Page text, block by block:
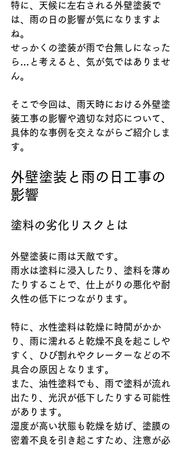
特に、天候に左右される外壁塗装で
は、雨の日の影響が気になりますよ
ね。
せっかくの塗装が雨で台無しになった
ら…と考えると、気が気ではありませ
ん。
そこで今回は、雨天時における外壁塗
装工事の影響や適切な対応について、
具体的な事例を交えながらご紹介しま
す。
外壁塗装と雨の日工事の
影響
塗料の劣化リスクとは
外壁塗装に雨は天敵です。
雨水は塗料に浸入したり、塗料を薄め
たりすることで、仕上がりの悪化や耐
久性の低下につながります。
特に、水性塗料は乾燥に時間がかか
り、雨に濡れると乾燥不良を起こしや
すく、ひび割れやクレーターなどの不
具合の原因となります。
また、油性塗料でも、雨で塗料が流れ
出たり、光沢が低下したりする可能性
があります。
湿度が高い状態も乾燥を妨げ、塗膜の
密着不良を引き起こすため、注意が必